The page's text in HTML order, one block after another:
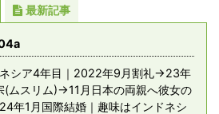
最新記事
シア4年目｜2022年9月割礼→23年
(ムスリム)→11月日本の両親へ彼女の
年1月国際結婚｜趣味はインドネシ